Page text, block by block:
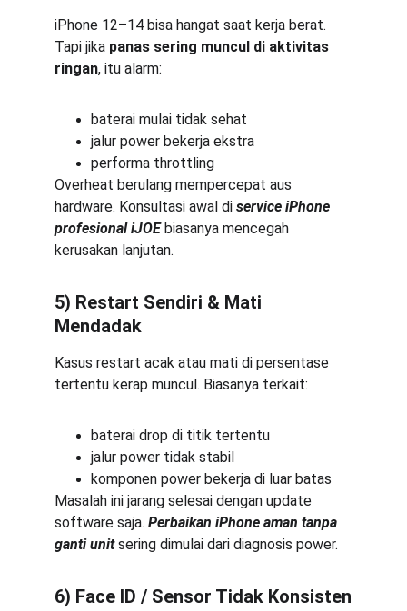
iPhone 12–14 bisa hangat saat kerja berat.
Tapi jika panas sering muncul di aktivitas
ringan, itu alarm:
baterai mulai tidak sehat
jalur power bekerja ekstra
performa throttling
Overheat berulang mempercepat aus
hardware. Konsultasi awal di service iPhone
profesional iJOE biasanya mencegah
kerusakan lanjutan.
5) Restart Sendiri & Mati
Mendadak
Kasus restart acak atau mati di persentase
tertentu kerap muncul. Biasanya terkait:
baterai drop di titik tertentu
jalur power tidak stabil
komponen power bekerja di luar batas
Masalah ini jarang selesai dengan update
software saja. Perbaikan iPhone aman tanpa
ganti unit sering dimulai dari diagnosis power.
6) Face ID / Sensor Tidak Konsisten